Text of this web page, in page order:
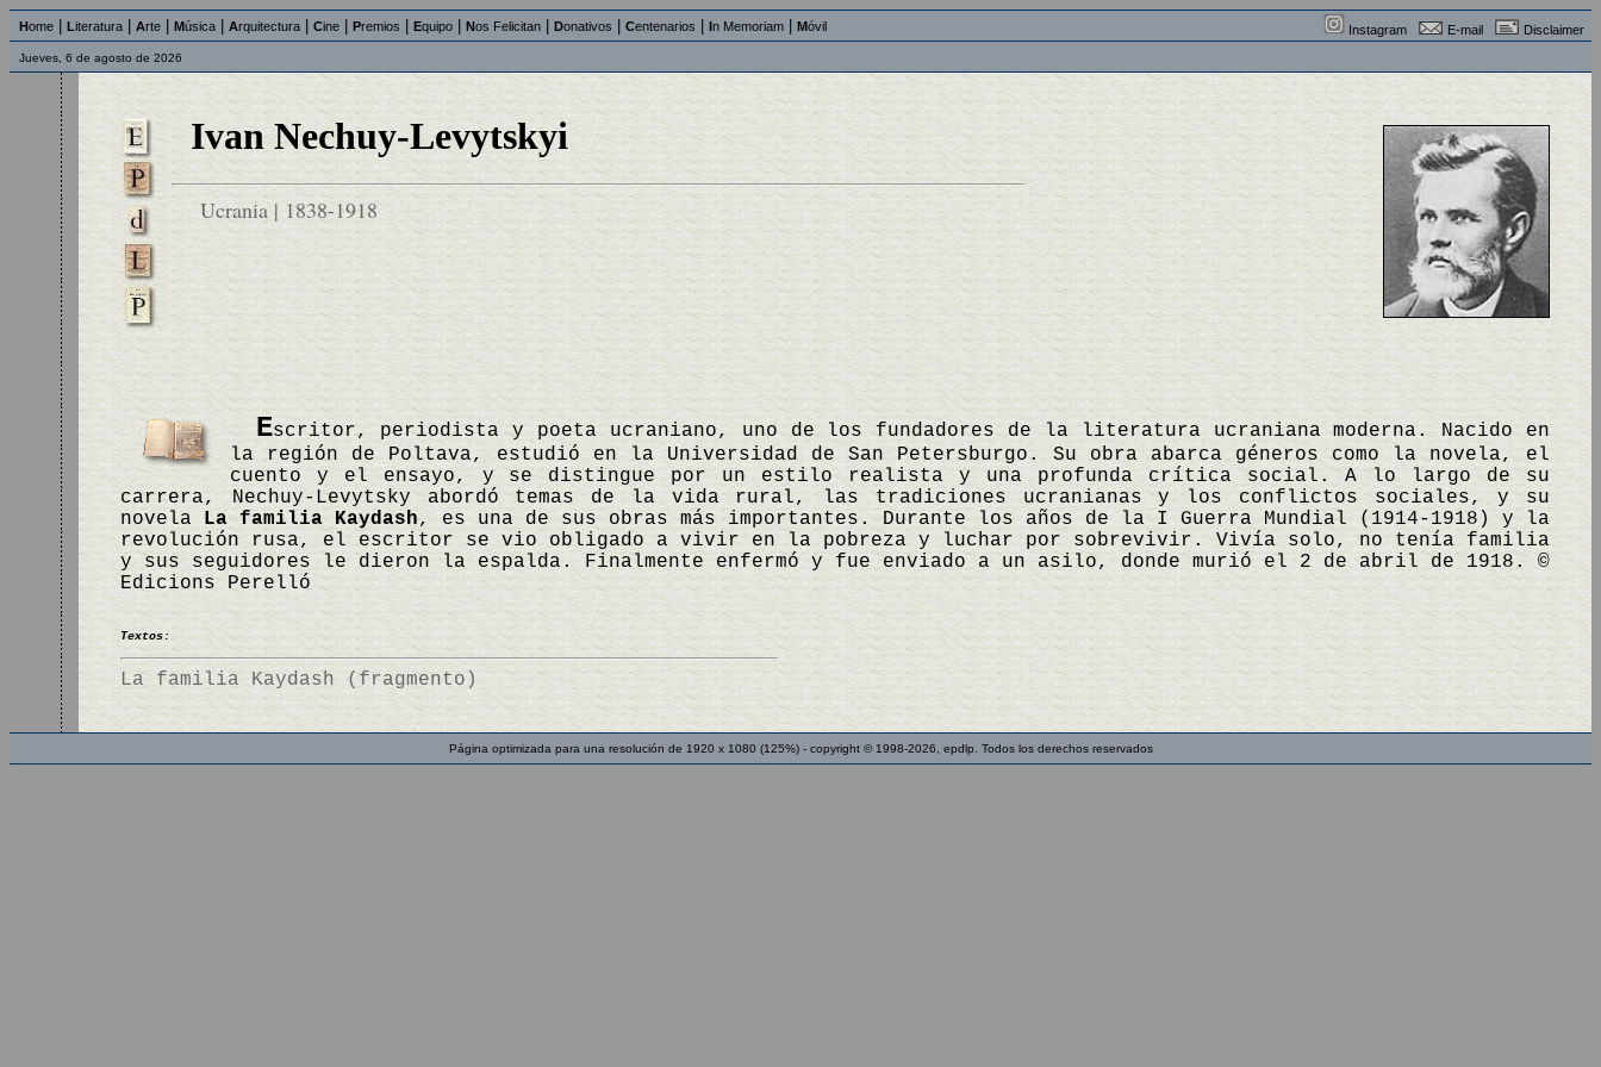
Home Literatura Arte Música Arquitectura Cine Premios Equipo Nos Felicitan Donativos Centenarios In Memoriam Móvil Instagram E-mail Disclaimer
Jueves, 6 de agosto de 2026
Ivan Nechuy-Levytskyi
Ucrania | 1838-1918
Escritor, periodista y poeta ucraniano, uno de los fundadores de la literatura ucraniana moderna. Nacido en
la región de Poltava, estudió en la Universidad de San Petersburgo. Su obra abarca géneros como la novela, el
cuento y el ensayo, y se distingue por un estilo realista y una profunda crítica social. A lo largo de su
carrera, Nechuy-Levytsky abordó temas de la vida rural, las tradiciones ucranianas y los conflictos sociales, y su
novela La familia Kaydash, es una de sus obras más importantes. Durante los años de la I Guerra Mundial (1914-1918) y la
revolución rusa, el escritor se vio obligado a vivir en la pobreza y luchar por sobrevivir. Vivía solo, no tenía familia
y sus seguidores le dieron la espalda. Finalmente enfermó y fue enviado a un asilo, donde murió el 2 de abril de 1918. ©
Edicions Perelló
Textos:
La familia Kaydash (fragmento)
Página optimizada para una resolución de 1920 x 1080 (125%) - copyright © 1998-2026, epdlp. Todos los derechos reservados